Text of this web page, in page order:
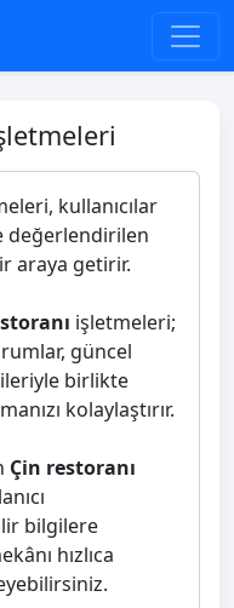
kullanıcılar
değerlendirilen
araya getirir.
işletmeleri;
güncel
birlikte
kolaylaştırır.
Çin restoranı
bilgilere
hızlıca